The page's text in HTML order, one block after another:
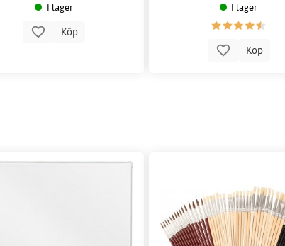
I lager
Köp
I lager
Köp